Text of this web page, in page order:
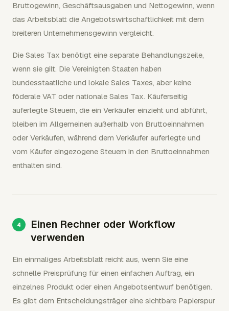
Bruttogewinn, Geschäftsausgaben und Nettogewinn, wenn
das Arbeitsblatt die Angebotswirtschaftlichkeit mit dem
breiteren Unternehmensgewinn vergleicht.
Die Sales Tax benötigt eine separate Behandlungszeile,
wenn sie gilt. Die Vereinigten Staaten haben
bundesstaatliche und lokale Sales Taxes, aber keine
föderale VAT oder nationale Sales Tax. Käuferseitig
auferlegte Steuern, die ein Verkäufer einzieht und abführt,
bleiben im Allgemeinen außerhalb von Bruttoeinnahmen
oder Verkäufen, während dem Verkäufer auferlegte und
vom Käufer eingezogene Steuern in den Bruttoeinnahmen
enthalten sind.
Einen Rechner oder Workflow
verwenden
Ein einmaliges Arbeitsblatt reicht aus, wenn Sie eine
schnelle Preisprüfung für einen einfachen Auftrag, ein
einzelnes Produkt oder einen Angebotsentwurf benötigen.
Es gibt dem Entscheidungsträger eine sichtbare Papierspur